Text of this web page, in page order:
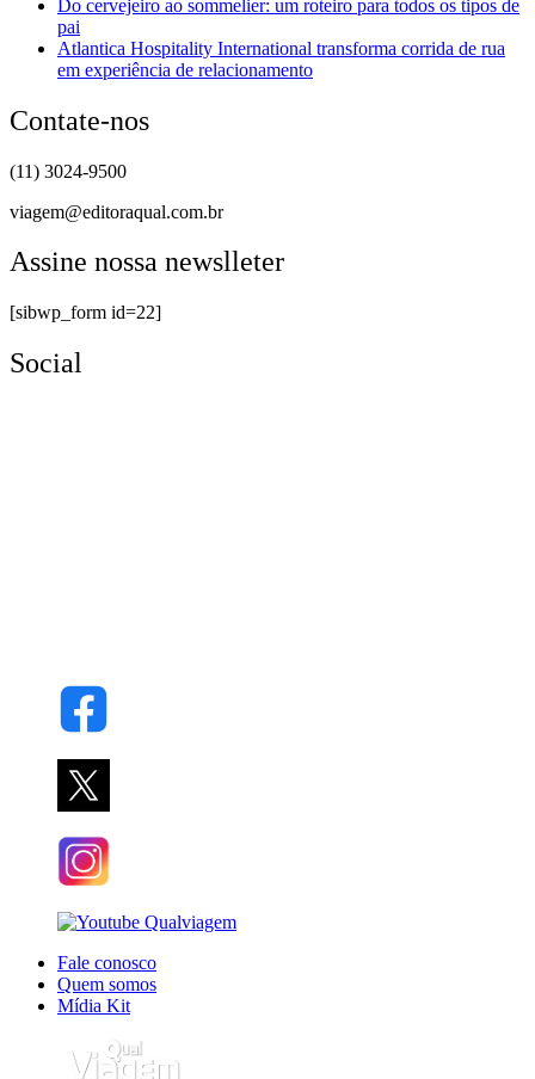
Do cervejeiro ao sommelier: um roteiro para todos os tipos de
pai
Atlantica Hospitality International transforma corrida de rua
em experiência de relacionamento
Contate-nos
(11) 3024-9500
viagem@editoraqual.com.br
Assine nossa newslleter
[sibwp_form id=22]
Social
Fale conosco
Quem somos
Mídia Kit